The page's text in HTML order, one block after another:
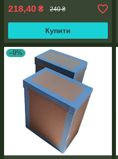
218,40 ₴ 240 ₴
Купити
–9%